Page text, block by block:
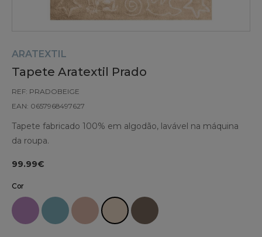
ARATEXTIL
Tapete Aratextil Prado
REF: PRADOBEIGE
EAN: 0657968497627
Tapete fabricado 100% em algodão, lavável na máquina
da roupa.
99.99€
Cor